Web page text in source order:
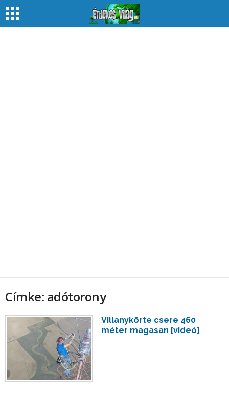
Címke: adótorony
Villanykörte csere 460
méter magasan [videó]